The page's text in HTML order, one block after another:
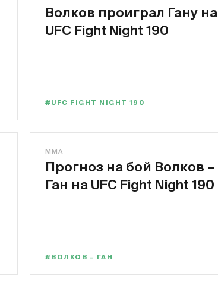
Волков проиграл Гану на
UFC Fight Night 190
#UFC FIGHT NIGHT 190
MMA
Прогноз на бой Волков –
Ган на UFC Fight Night 190
#ВОЛКОВ – ГАН